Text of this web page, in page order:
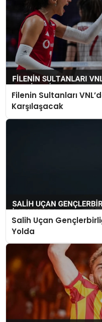
Filenin Sultanları
Karşılaşacak
Salih Uçan
Yolda